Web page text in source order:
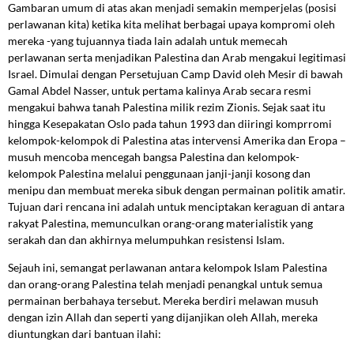
Gambaran umum di atas akan menjadi semakin memperjelas (posisi
perlawanan kita) ketika kita melihat berbagai upaya kompromi oleh
mereka -yang tujuannya tiada lain adalah untuk memecah
perlawanan serta menjadikan Palestina dan Arab mengakui legitimasi
Israel. Dimulai dengan Persetujuan Camp David oleh Mesir di bawah
Gamal Abdel Nasser, untuk pertama kalinya Arab secara resmi
mengakui bahwa tanah Palestina milik rezim Zionis. Sejak saat itu
hingga Kesepakatan Oslo pada tahun 1993 dan diiringi komprromi
kelompok-kelompok di Palestina atas intervensi Amerika dan Eropa –
musuh mencoba mencegah bangsa Palestina dan kelompok-
kelompok Palestina melalui penggunaan janji-janji kosong dan
menipu dan membuat mereka sibuk dengan permainan politik amatir.
Tujuan dari rencana ini adalah untuk menciptakan keraguan di antara
rakyat Palestina, memunculkan orang-orang materialistik yang
serakah dan dan akhirnya melumpuhkan resistensi Islam.
Sejauh ini, semangat perlawanan antara kelompok Islam Palestina
dan orang-orang Palestina telah menjadi penangkal untuk semua
permainan berbahaya tersebut. Mereka berdiri melawan musuh
dengan izin Allah dan seperti yang dijanjikan oleh Allah, mereka
diuntungkan dari bantuan ilahi: